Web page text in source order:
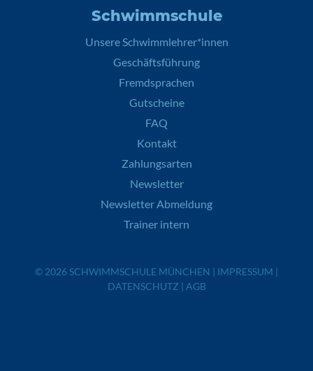
Schwimmschule
Unsere Schwimmlehrer*innen
Geschäftsführung
Fremdsprachen
Gutscheine
FAQ
Kontakt
Zahlungsarten
Newsletter
Newsletter Abmeldung
Trainer intern
© 2026 SCHWIMMSCHULE MÜNCHEN | IMPRESSUM |
DATENSCHUTZ | AGB